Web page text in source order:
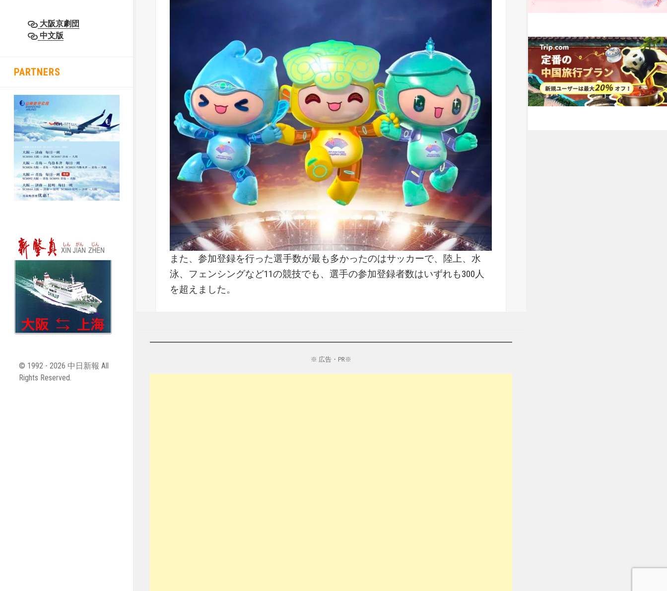
大阪京劇団
中文版
PARTNERS
© 1992 - 2026 中日新報 All
Rights Reserved.
また、参加登録を行った選手数が最も多かったのはサッカーで、陸上、水
泳、フェンシングなど11の競技でも、選手の参加登録者数はいずれも300人
を超えました。
※ 広告・PR※